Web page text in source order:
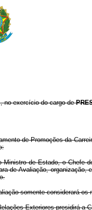
, no exercício do cargo de
de Promoções da
Ministro de Estado, o Chefe
de Avaliação,
somente considerará
Exteriores presidirá a